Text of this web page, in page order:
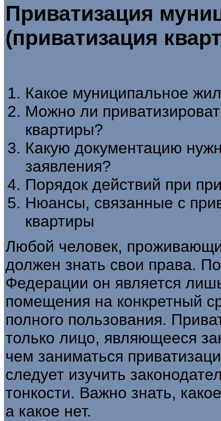
Приватизация
(приватизация
Какое муниципальное
Можно ли
квартиры?
Какую документацию
заявления?
Порядок действий при
Нюансы, связанные с
квартиры
Любой человек,
должен знать свои права.
Федерации он является
помещения на конкретный
полного пользования.
только лицо, являющееся
чем заниматься
следует изучить
тонкости. Важно знать,
а какое нет.